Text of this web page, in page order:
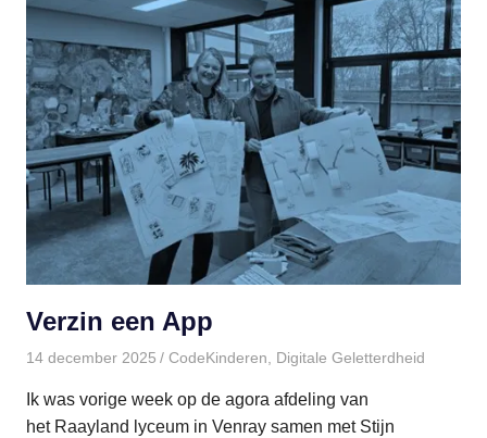
Verzin een App
14 december 2025 paulinem
CodeKinderen, Digitale Geletterdheid
Ik was vorige week op de agora afdeling van
het Raayland lyceum in Venray samen met Stijn